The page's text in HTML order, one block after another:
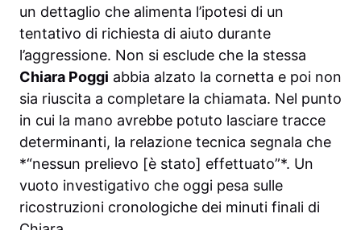
un dettaglio che alimenta l’ipotesi di un
tentativo di richiesta di aiuto durante
l’aggressione. Non si esclude che la stessa
Chiara Poggi abbia alzato la cornetta e poi non
sia riuscita a completare la chiamata. Nel punto
in cui la mano avrebbe potuto lasciare tracce
determinanti, la relazione tecnica segnala che
*“nessun prelievo [è stato] effettuato”*. Un
vuoto investigativo che oggi pesa sulle
ricostruzioni cronologiche dei minuti finali di